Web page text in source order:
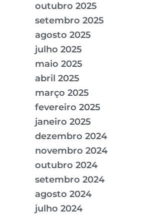
outubro 2025
setembro 2025
agosto 2025
julho 2025
maio 2025
abril 2025
março 2025
fevereiro 2025
janeiro 2025
dezembro 2024
novembro 2024
outubro 2024
setembro 2024
agosto 2024
julho 2024